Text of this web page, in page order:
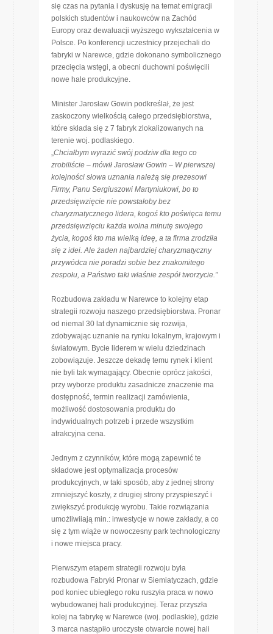
się czas na pytania i dyskusję na temat emigracji
polskich studentów i naukowców na Zachód
Europy oraz dewaluacji wyższego wykształcenia w
Polsce. Po konferencji uczestnicy przejechali do
fabryki w Narewce, gdzie dokonano symbolicznego
przecięcia wstęgi, a obecni duchowni poświęcili
nowe hale produkcyjne.
Minister Jarosław Gowin podkreślał, że jest
zaskoczony wielkością całego przedsiębiorstwa,
które składa się z 7 fabryk zlokalizowanych na
terenie woj. podlaskiego.
„Chciałbym wyrazić swój podziw dla tego co
zrobiliście – mówił Jarosław Gowin – W pierwszej
kolejności słowa uznania należą się prezesowi
Firmy, Panu Sergiuszowi Martyniukowi, bo to
przedsięwzięcie nie powstałoby bez
charyzmatycznego lidera, kogoś kto poświęca temu
przedsięwzięciu każda wolna minutę swojego
życia, kogoś kto ma wielką ideę, a ta firma zrodziła
się z idei. Ale żaden najbardziej charyzmatyczny
przywódca nie poradzi sobie bez znakomitego
zespołu, a Państwo taki właśnie zespół tworzycie.”
Rozbudowa zakładu w Narewce to kolejny etap
strategii rozwoju naszego przedsiębiorstwa. Pronar
od niemal 30 lat dynamicznie się rozwija,
zdobywając uznanie na rynku lokalnym, krajowym i
światowym. Bycie liderem w wielu dziedzinach
zobowiązuje. Jeszcze dekadę temu rynek i klient
nie byli tak wymagający. Obecnie oprócz jakości,
przy wyborze produktu zasadnicze znaczenie ma
dostępność, termin realizacji zamówienia,
możliwość dostosowania produktu do
indywidualnych potrzeb i przede wszystkim
atrakcyjna cena.
Jednym z czynników, które mogą zapewnić te
składowe jest optymalizacja procesów
produkcyjnych, w taki sposób, aby z jednej strony
zmniejszyć koszty, z drugiej strony przyspieszyć i
zwiększyć produkcję wyrobu. Takie rozwiązania
umożliwiiają min.: inwestycje w nowe zakłady, a co
się z tym wiąże w nowoczesny park technologiczny
i nowe miejsca pracy.
Pierwszym etapem strategii rozwoju była
rozbudowa Fabryki Pronar w Siemiatyczach, gdzie
pod koniec ubiegłego roku ruszyła praca w nowo
wybudowanej hali produkcyjnej. Teraz przyszła
kolej na fabrykę w Narewce (woj. podlaskie), gdzie
3 marca nastąpiło uroczyste otwarcie nowej hali